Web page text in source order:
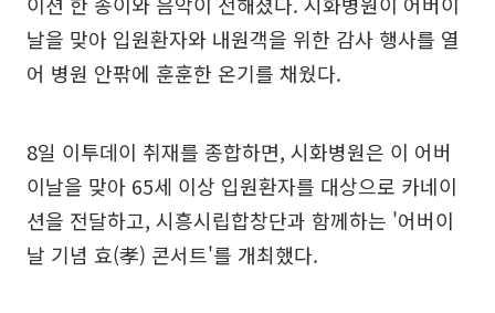
날을 맞아 입원환자와 내원객을 위한 감사 행사를 열
어 병원 안팎에 훈훈한 온기를 채웠다.
8일 이투데이 취재를 종합하면, 시화병원은 이 어버
이날을 맞아 65세 이상 입원환자를 대상으로 카네이
션을 전달하고, 시흥시립합창단과 함께하는 '어버이
날 기념 효(孝) 콘서트'를 개최했다.